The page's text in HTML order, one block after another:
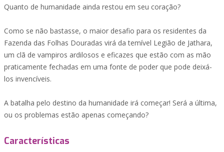
Quanto de humanidade ainda restou em seu coração?
Como se não bastasse, o maior desafio para os residentes da
Fazenda das Folhas Douradas virá da temível Legião de Jathara,
um clã de vampiros ardilosos e eficazes que estão com as mão
praticamente fechadas em uma fonte de poder que pode deixá-
los invencíveis.
A batalha pelo destino da humanidade irá começar! Será a última,
ou os problemas estão apenas começando?
Características